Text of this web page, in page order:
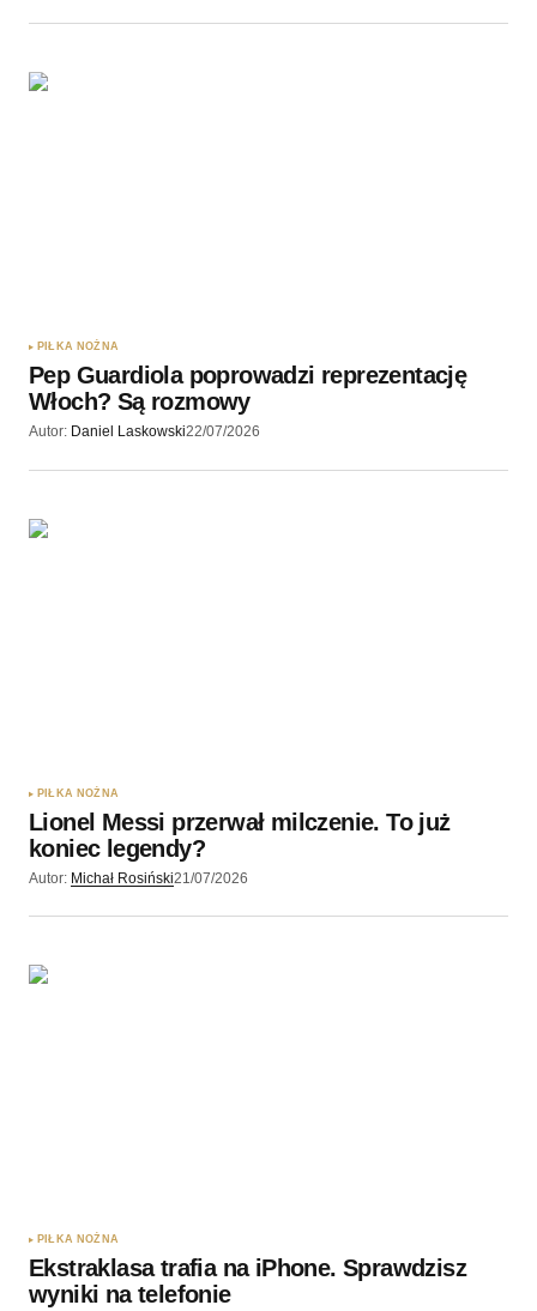
PIŁKA NOŻNA
Pep Guardiola poprowadzi reprezentację
Włoch? Są rozmowy
Autor: Daniel Laskowski22/07/2026
PIŁKA NOŻNA
Lionel Messi przerwał milczenie. To już
koniec legendy?
Autor: Michał Rosiński21/07/2026
PIŁKA NOŻNA
Ekstraklasa trafia na iPhone. Sprawdzisz
wyniki na telefonie